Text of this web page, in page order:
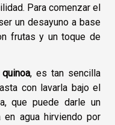
Para comenzar el
un desayuno a base
frutas y un toque de
, es tan sencilla
con lavarla bajo el
que puede darle un
en agua hirviendo por